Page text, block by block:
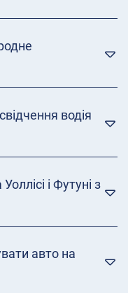
водія
і Футуні з
авто на